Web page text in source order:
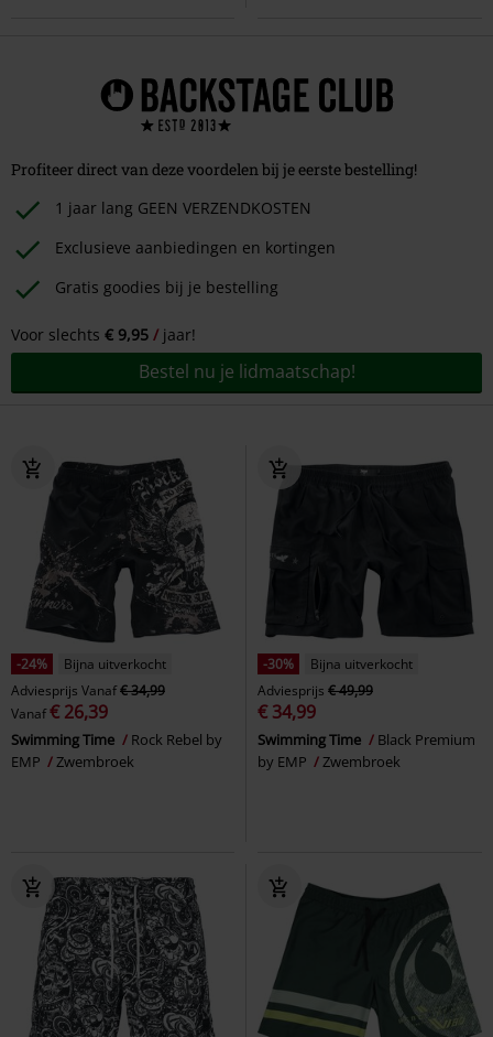
Profiteer direct van deze voordelen bij je eerste bestelling!
1 jaar lang GEEN VERZENDKOSTEN
Exclusieve aanbiedingen en kortingen
Gratis goodies bij je bestelling
Voor slechts € 9,95 jaar!
Bestel nu je lidmaatschap!
-24%
Bijna uitverkocht
Adviesprijs Vanaf€ 34,99
Vanaf€ 26,39
Swimming Time
Rock Rebel by
EMP
Zwembroek
-30%
Bijna uitverkocht
Adviesprijs € 49,99
€ 34,99
Swimming Time
Black Premium
by EMP
Zwembroek